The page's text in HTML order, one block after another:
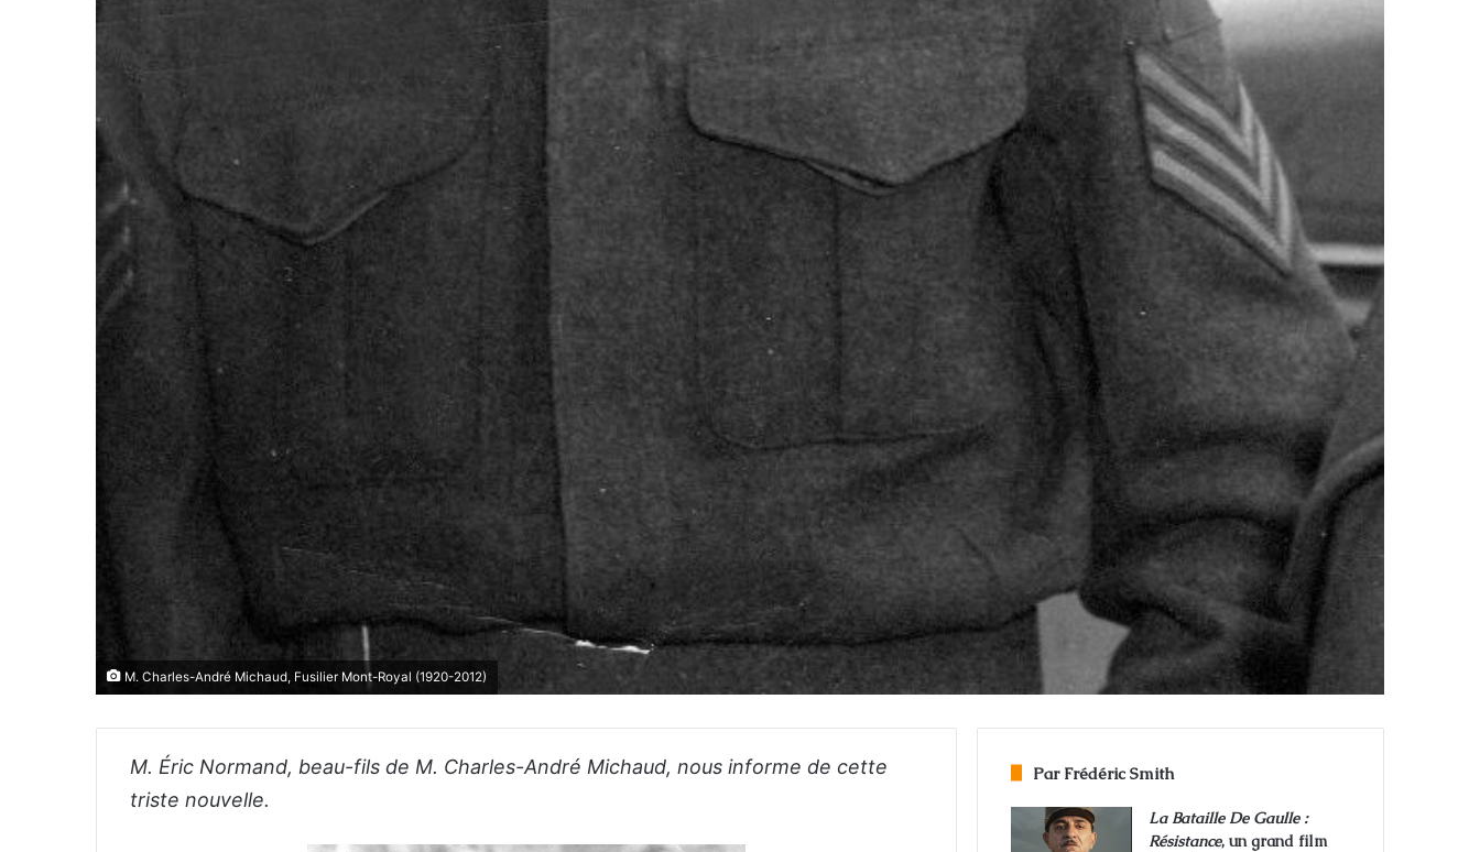
M. Charles-André Michaud, Fusilier Mont-Royal (1920-2012)
M. Éric Normand, beau-fils de M. Charles-André Michaud, nous informe de cette
triste nouvelle.
Par Frédéric Smith
La Bataille De Gaulle :
Résistance, un grand film